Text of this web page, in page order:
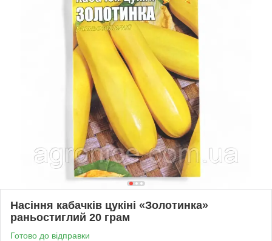
Насіння кабачків цукіні «Золотинка»
раньостиглий 20 грам
Готово до відправки